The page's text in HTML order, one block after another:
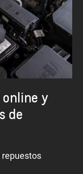
y
de
repuestos